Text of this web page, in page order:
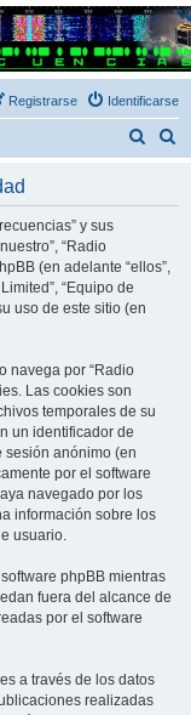
Identificarse
Registrarse
y sus
“Radio
(en adelante “ellos”,
“Equipo de
uso de este sitio (en
navega por “Radio
Las cookies son
temporales de su
un identificador de
sesión anónimo (en
por el software
navegado por los
información sobre los
usuario.
phpBB mientras
fuera del alcance de
por el software
a través de los datos
realizadas